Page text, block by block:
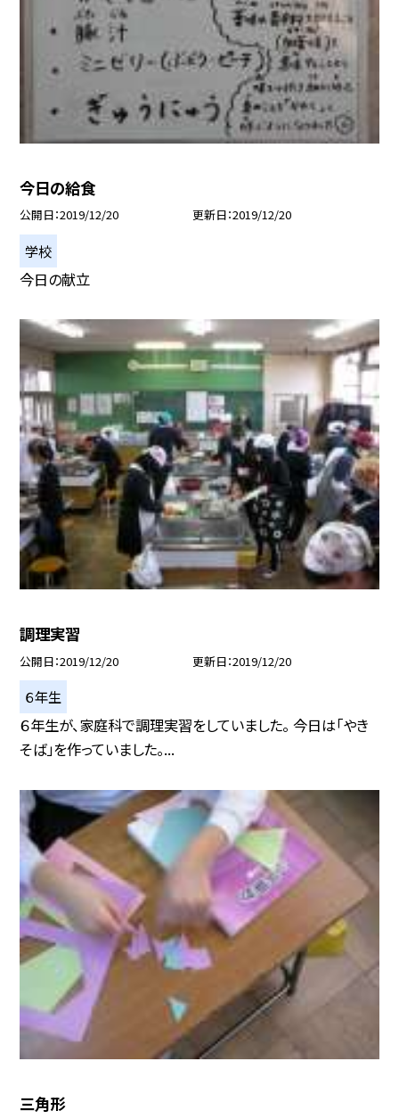
今日の給食
公開日 2019/12/20 更新日 2019/12/20
学校
今日の献立
調理実習
公開日 2019/12/20 更新日 2019/12/20
６年生
６年生が、家庭科で調理実習をしていました。 今日は「やき
そば」を作っていました。...
三角形